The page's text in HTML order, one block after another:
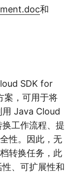
和
SDK for
案，可用于将
用 Java Cloud
工作流程、提
性。因此，无
转换任务，此
、可扩展性和